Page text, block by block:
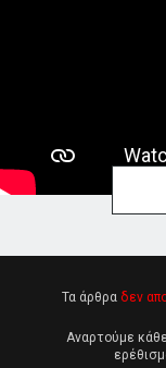
Τα άρθρα δεν
Αναρτούμε